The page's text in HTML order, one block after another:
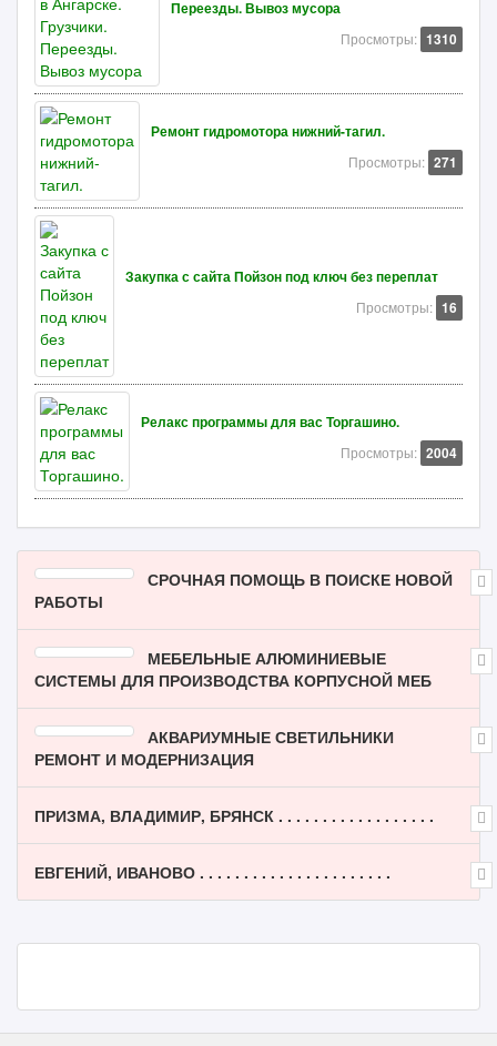
Переезды. Вывоз мусора
Просмотры: 1310
Ремонт гидромотора нижний-тагил.
Просмотры: 271
Закупка с сайта Пойзон под ключ без переплат
Просмотры: 16
Релакс программы для вас Торгашино.
Просмотры: 2004
СРОЧНАЯ ПОМОЩЬ В ПОИСКЕ НОВОЙ
РАБОТЫ
МЕБЕЛЬНЫЕ АЛЮМИНИЕВЫЕ
СИСТЕМЫ ДЛЯ ПРОИЗВОДСТВА КОРПУСНОЙ МЕБ
АКВАРИУМНЫЕ СВЕТИЛЬНИКИ
РЕМОНТ И МОДЕРНИЗАЦИЯ
ПРИЗМА, ВЛАДИМИР, БРЯНСК . . . . . . . . . . . . . . . . . .
ЕВГЕНИЙ, ИВАНОВО . . . . . . . . . . . . . . . . . . . . . .